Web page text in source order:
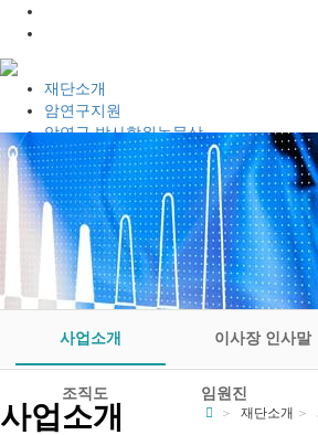
재단소개
암연구지원
암연구 박사학위논문상
서울국제암심포지엄
김진복암연구상
정보마당
참여마당
사업소개 이사장 인사말
조직도 임원진
사업소개 재단소개